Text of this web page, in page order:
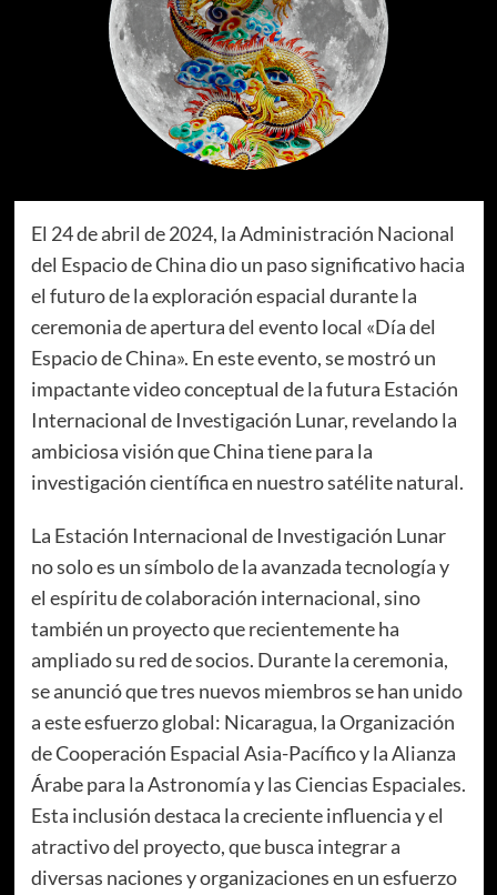
El 24 de abril de 2024, la Administración Nacional
del Espacio de China dio un paso significativo hacia
el futuro de la exploración espacial durante la
ceremonia de apertura del evento local «Día del
Espacio de China». En este evento, se mostró un
impactante video conceptual de la futura Estación
Internacional de Investigación Lunar, revelando la
ambiciosa visión que China tiene para la
investigación científica en nuestro satélite natural.
La Estación Internacional de Investigación Lunar
no solo es un símbolo de la avanzada tecnología y
el espíritu de colaboración internacional, sino
también un proyecto que recientemente ha
ampliado su red de socios. Durante la ceremonia,
se anunció que tres nuevos miembros se han unido
a este esfuerzo global: Nicaragua, la Organización
de Cooperación Espacial Asia-Pacífico y la Alianza
Árabe para la Astronomía y las Ciencias Espaciales.
Esta inclusión destaca la creciente influencia y el
atractivo del proyecto, que busca integrar a
diversas naciones y organizaciones en un esfuerzo